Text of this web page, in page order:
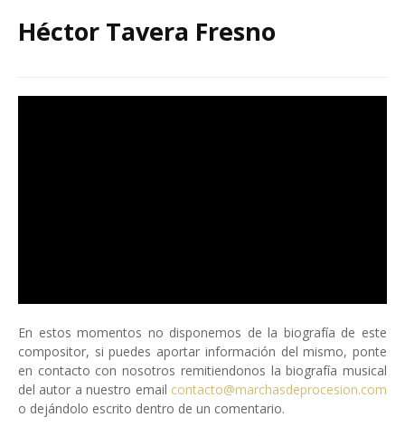
Héctor Tavera Fresno
En estos momentos no disponemos de la biografía de este
compositor, si puedes aportar información del mismo, ponte
en contacto con nosotros remitiendonos la biografía musical
del autor a nuestro email contacto@marchasdeprocesion.com
o dejándolo escrito dentro de un comentario.